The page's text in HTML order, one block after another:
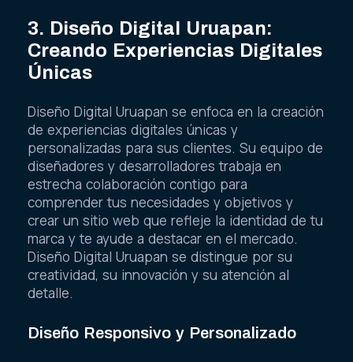
3. Diseño Digital Uruapan:
Creando Experiencias Digitales
Únicas
Diseño Digital Uruapan se enfoca en la creación
de experiencias digitales únicas y
personalizadas para sus clientes. Su equipo de
diseñadores y desarrolladores trabaja en
estrecha colaboración contigo para
comprender tus necesidades y objetivos y
crear un sitio web que refleje la identidad de tu
marca y te ayude a destacar en el mercado.
Diseño Digital Uruapan se distingue por su
creatividad, su innovación y su atención al
detalle.
Diseño Responsivo y Personalizado